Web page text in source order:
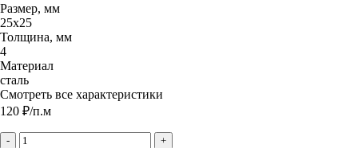
Размер, мм
25х25
Толщина, мм
4
Материал
сталь
Смотреть все характеристики
120 ₽/п.м
- +